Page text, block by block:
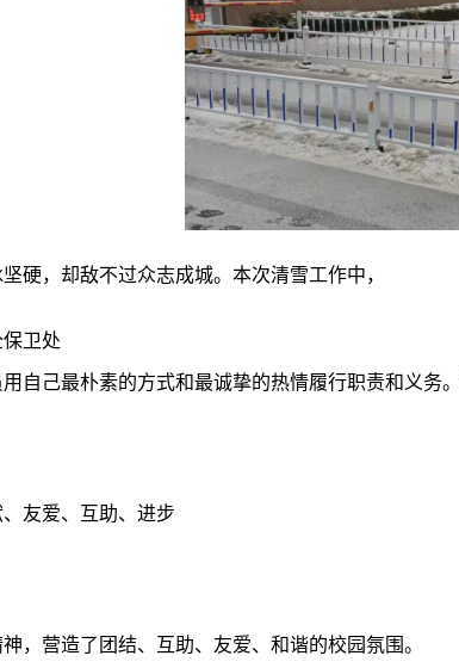
硬，却敌不过众志成城。本次清雪工作中，
保卫处
用自己最朴素的方式和最诚挚的热情履行职责和义务
友爱、互助、进步
神，营造了团结、互助、友爱、和谐的校园氛围。